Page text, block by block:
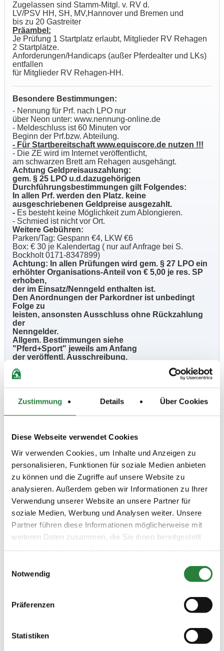
Zustimmung Details Über Cookies
Diese Webseite verwendet Cookies
Wir verwenden Cookies, um Inhalte und Anzeigen zu
personalisieren, Funktionen für soziale Medien anbieten
zu können und die Zugriffe auf unsere Website zu
analysieren. Außerdem geben wir Informationen zu Ihrer
Verwendung unserer Website an unsere Partner für
soziale Medien, Werbung und Analysen weiter. Unsere
Partner führen diese Informationen möglicherweise mit
weiteren Daten zusammen, die Sie ihnen bereitgestellt
Notwendig
Präferenzen
Statistiken
Zugelassen sind Stamm-Mitgl. v. RV d.
LV/PSV HH, SH, MV,Hannover und Bremen und
bis zu 20 Gastreiter
Präambel:
Je Prüfung 1 Startplatz erlaubt, Mitglieder RV Rehagen
2 Startplätze.
Anforderungen/Handicaps (außer Pferdealter und LKs)
entfallen
für Mitglieder RV Rehagen-HH.
Besondere Bestimmungen:
- Nennung für Prf. nach LPO nur
über Neon unter: www.nennung-online.de
- Meldeschluss ist 60 Minuten vor
Beginn der Prf.bzw. Abteilung.
- Für Startbereitschaft www.equiscore.de nutzen !!!
- Die ZE wird im Internet veröffentlicht,
am schwarzen Brett am Rehagen ausgehängt.
Achtung Geldpreisauszahlung:
gem. § 25 LPO u.d.dazugehörigen
Durchführungsbestimmungen gilt Folgendes:
In allen Prf. werden den Platz. keine
ausgeschriebenen Geldpreise ausgezahlt.
- Es besteht keine Möglichkeit zum Ablongieren.
- Schmied ist nicht vor Ort.
Weitere Gebühren:
Parken/Tag: Gespann €4, LKW €6
Box: € 30 je Kalendertag ( nur auf Anfrage bei S.
Bockholt 0171-8347899)
Achtung: In allen Prüfungen wird gem. § 27 LPO ein
erhöhter Organisations-Anteil von € 5,00 je res. SP
erhoben,
der im Einsatz/Nenngeld enthalten ist.
Den Anordnungen der Parkordner ist unbedingt
Folge zu
leisten, ansonsten Ausschluss ohne Rückzahlung
der
Nenngelder.
Allgem. Bestimmungen siehe
"Pferd+Sport" jeweils am Anfang
der veröffentl. Ausschreibung.
Vorbereitung: 20x60m
Vorläufige Zeitenteilung:
Fr. vorm.: 1,2; nachm.: 3,4
Sa. vorm.: 5,6; nachm.: 7,8,9
So. vorm.: 10; nachm.: 11
Ergebnisse:
Zu den Ergebnissen auf www.fn-erfolgsdaten.de
Prüfungen
Datum Disziplin
01.12.2023
(v)
RPF